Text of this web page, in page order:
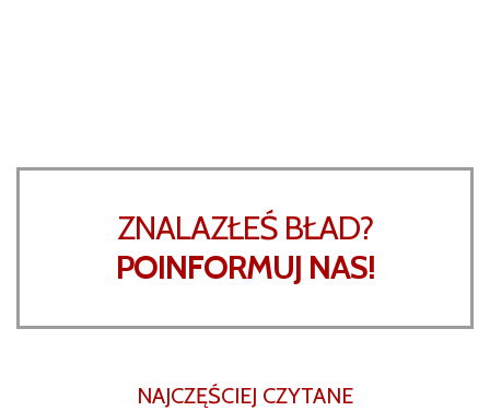
ZNALAZŁEŚ BŁAD?
POINFORMUJ NAS!
NAJCZĘŚCIEJ CZYTANE